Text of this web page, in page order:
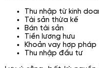
Thu nhập từ kinh
Tài sản thừa kế
Bán tài sản
Tiền lương hưu
Khoản vay hợp pháp
Thu nhập đầu tư